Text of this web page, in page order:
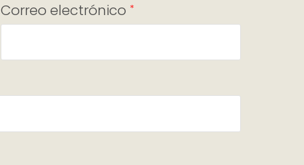
Correo electrónico *